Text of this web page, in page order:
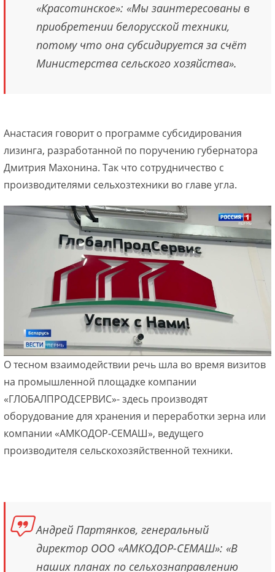
«Красотинское»: «Мы заинтересованы в
приобретении белорусской техники,
потому что она субсидируется за счёт
Министерства сельского хозяйства».
Анастасия говорит о программе субсидирования
лизинга, разработанной по поручению губернатора
Дмитрия Махонина. Так что сотрудничество с
производителями сельхозтехники во главе угла.
О тесном взаимодействии речь шла во время визитов
на промышленной площадке компании
«ГЛОБАЛПРОДСЕРВИС»- здесь производят
оборудование для хранения и переработки зерна или
компании «АМКОДОР-СЕМАШ», ведущего
производителя сельскохозяйственной техники.
Андрей Партянков, генеральный
директор ООО «АМКОДОР-СЕМАШ»: «В
наших планах по сельхознаправлению